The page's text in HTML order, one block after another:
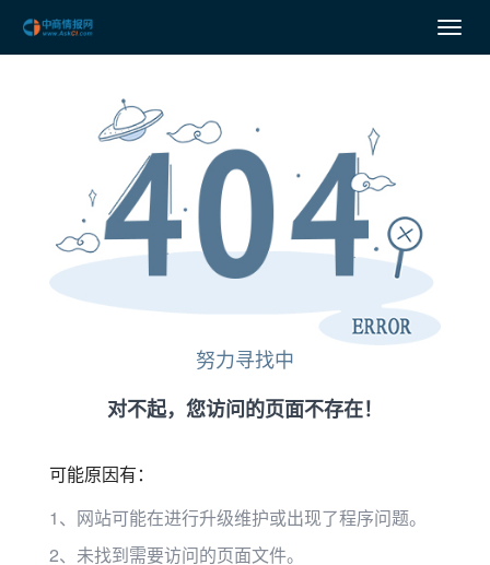
努力寻找中
对不起，您访问的页面不存在！
可能原因有：
1、网站可能在进行升级维护或出现了程序问题。
2、未找到需要访问的页面文件。